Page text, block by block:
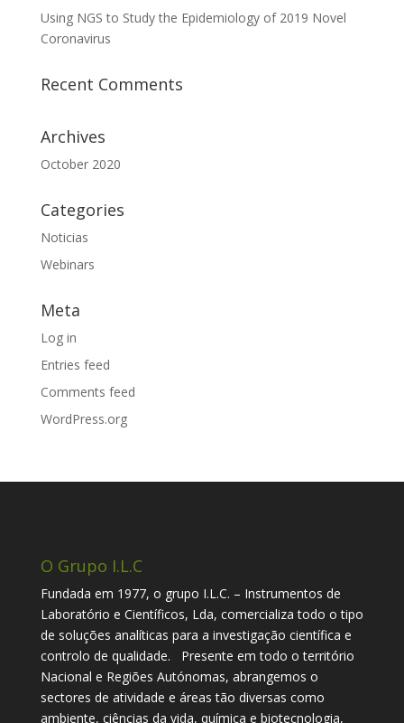
Using NGS to Study the Epidemiology of 2019 Novel
Coronavirus
Recent Comments
Archives
October 2020
Categories
Noticias
Webinars
Meta
Log in
Entries feed
Comments feed
WordPress.org
O Grupo I.L.C
Fundada em 1977, o grupo I.L.C. – Instrumentos de
Laboratório e Científicos, Lda, comercializa todo o tipo
de soluções analíticas para a investigação científica e
controlo de qualidade. Presente em todo o território
Nacional e Regiões Autónomas, abrangemos o
sectores de atividade e áreas tão diversas como
ambiente, ciências da vida, química e biotecnologia,